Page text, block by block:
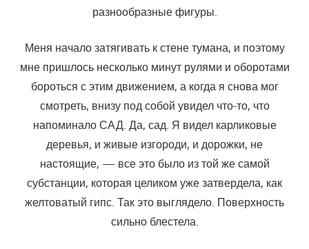
разнообразные фигуры.
Меня начало затягивать к стене тумана, и поэтому
мне пришлось несколько минут рулями и оборотами
бороться с этим движением, а когда я снова мог
смотреть, внизу под собой увидел что-то, что
напоминало САД. Да, сад. Я видел карликовые
деревья, и живые изгороди, и дорожки, не
настоящие, — все это было из той же самой
субстанции, которая целиком уже затвердела, как
желтоватый гипс. Так это выглядело. Поверхность
сильно блестела.